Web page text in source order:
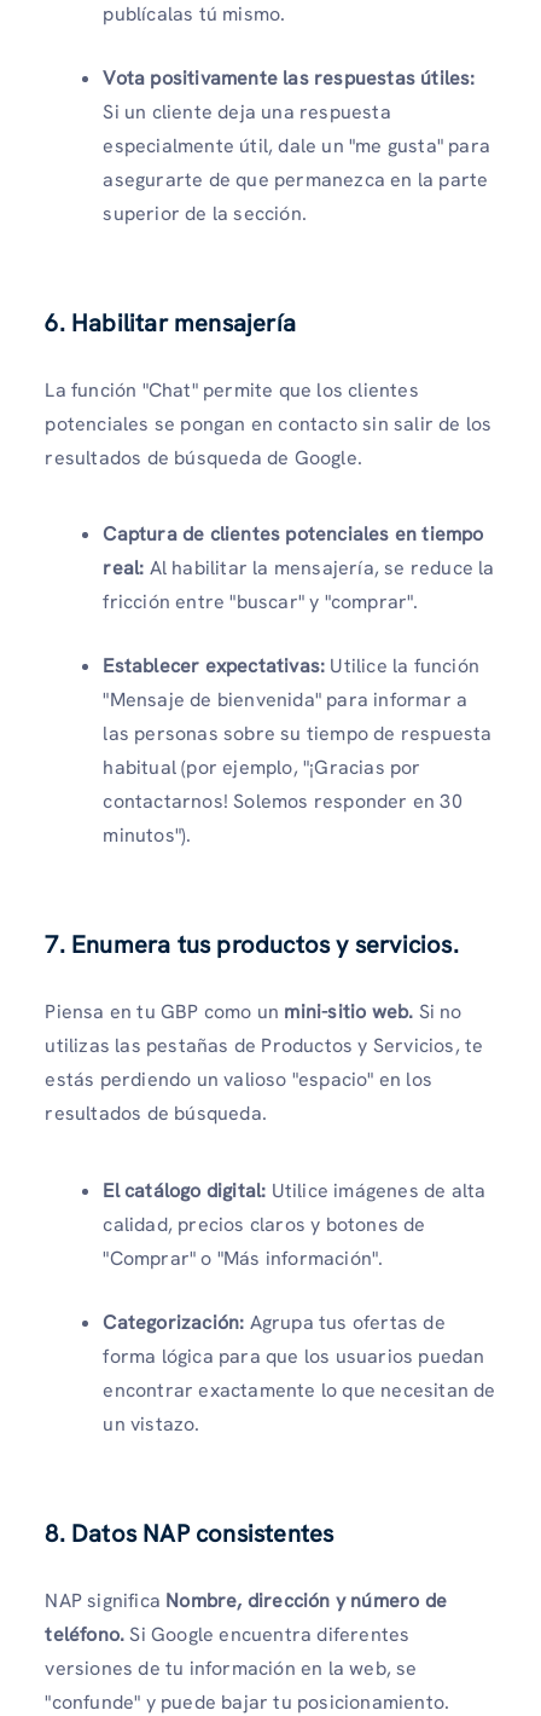
publícalas tú mismo.
Vota positivamente las respuestas útiles:
Si un cliente deja una respuesta
especialmente útil, dale un "me gusta" para
asegurarte de que permanezca en la parte
superior de la sección.
6. Habilitar mensajería
La función "Chat" permite que los clientes
potenciales se pongan en contacto sin salir de los
resultados de búsqueda de Google.
Captura de clientes potenciales en tiempo
real: Al habilitar la mensajería, se reduce la
fricción entre "buscar" y "comprar".
Establecer expectativas: Utilice la función
"Mensaje de bienvenida" para informar a
las personas sobre su tiempo de respuesta
habitual (por ejemplo, "¡Gracias por
contactarnos! Solemos responder en 30
minutos").
7. Enumera tus productos y servicios.
Piensa en tu GBP como un mini-sitio web. Si no
utilizas las pestañas de Productos y Servicios, te
estás perdiendo un valioso "espacio" en los
resultados de búsqueda.
El catálogo digital: Utilice imágenes de alta
calidad, precios claros y botones de
"Comprar" o "Más información".
Categorización: Agrupa tus ofertas de
forma lógica para que los usuarios puedan
encontrar exactamente lo que necesitan de
un vistazo.
8. Datos NAP consistentes
NAP significa Nombre, dirección y número de
teléfono.Si Google encuentra diferentes
versiones de tu información en la web, se
"confunde" y puede bajar tu posicionamiento.